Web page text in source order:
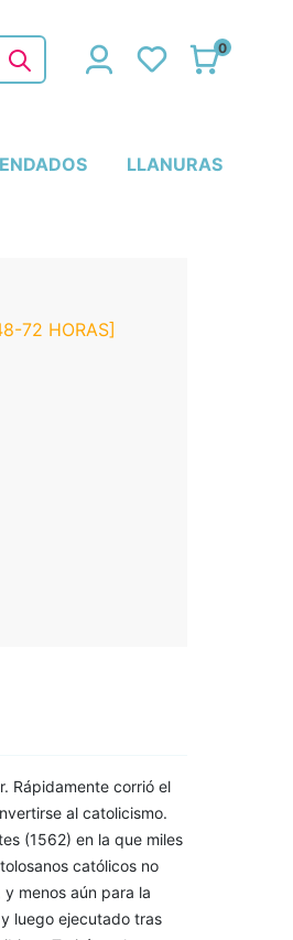
LLANURAS
0
72 HORAS]
Rápidamente corrió el
al catolicismo.
(1562) en la que miles
católicos no
menos aún para la
luego ejecutado tras